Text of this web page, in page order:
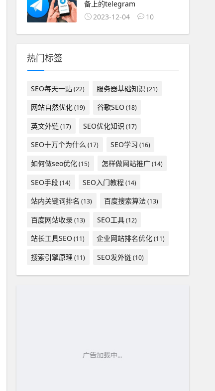
备上的telegram
2023-12-04
10
热门标签
SEO每天一贴(22) 服务器基础知识 (21)
网站自然优化(19) 谷歌SEO (18)
英文外链(17) SEO优化知识 (17)
SEO十万个为什么 (17) SEO学习 (16)
如何做seo优化(15) 怎样做网站推广(14)
SEO手段(14) SEO入门教程(14)
站内关键词排名 (13) 百度搜索算法(13)
百度网站收录(13) SEO工具(12)
站长工具SEO (11) 企业网站排名优化(11)
搜索引擎原理 (11) SEO发外链(10)